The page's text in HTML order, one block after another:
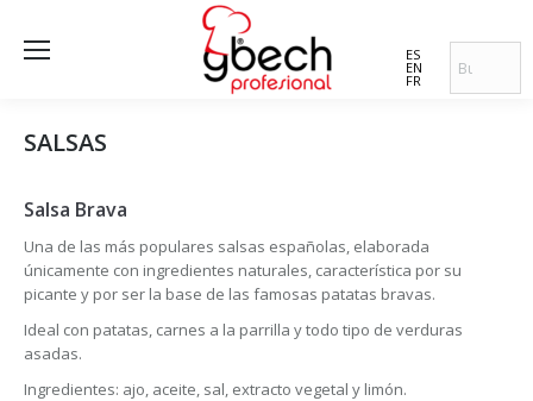
ES
EN
FR
SALSAS
Salsa Brava
Una de las más populares salsas españolas, elaborada
únicamente con ingredientes naturales, característica por su
picante y por ser la base de las famosas patatas bravas.
Ideal con patatas, carnes a la parrilla y todo tipo de verduras
asadas.
Ingredientes: ajo, aceite, sal, extracto vegetal y limón.